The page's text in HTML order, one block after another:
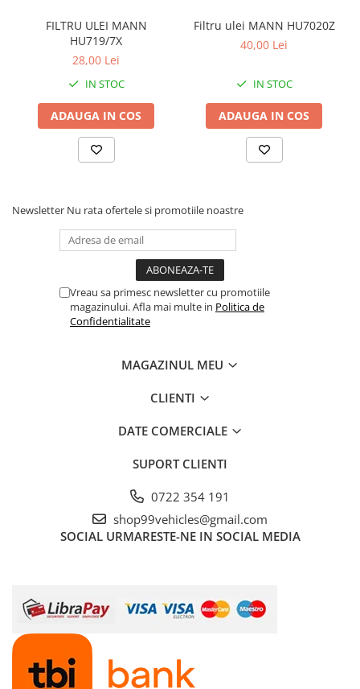
FILTRU ULEI MANN
HU719/7X
28,00 Lei
IN STOC
ADAUGA IN COS
Filtru ulei MANN HU7020Z
40,00 Lei
IN STOC
ADAUGA IN COS
Newsletter Nu rata ofertele si promotiile noastre
Vreau sa primesc newsletter cu promotiile
magazinului. Afla mai multe in Politica de
Confidentialitate
MAGAZINUL MEU
CLIENTI
DATE COMERCIALE
SUPORT CLIENTI
0722 354 191
shop99vehicles@gmail.com
SOCIAL URMARESTE-NE IN SOCIAL MEDIA